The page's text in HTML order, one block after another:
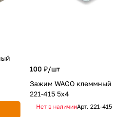
100 ₽/шт
Зажим WAGO клеммный
221-415 5x4
Нет в наличииАрт. 221-415